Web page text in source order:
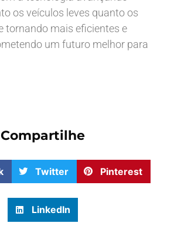
os veículos leves quanto os
tornando mais eficientes e
um futuro melhor para
Compartilhe
Twitter Pinterest
LinkedIn